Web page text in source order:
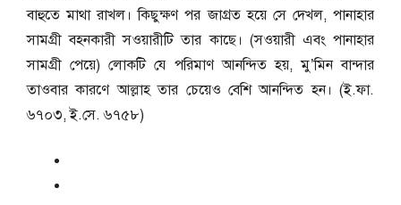
বাহুতে মাথা রাখল। কিছুক্ষণ পর জাগ্রত হয়ে সে দেখল, পানাহার
সামগ্রী বহনকারী সওয়ারীটি তার কাছে। (সওয়ারী এবং পানাহার
সামগ্রী পেয়ে) লোকটি যে পরিমাণ আনন্দিত হয়, মু’মিন বান্দার
তাওবার কারণে আল্লাহ তার চেয়েও বেশি আনন্দিত হন। (ই.ফা.
৬৭০৩, ই.সে. ৬৭৫৮)